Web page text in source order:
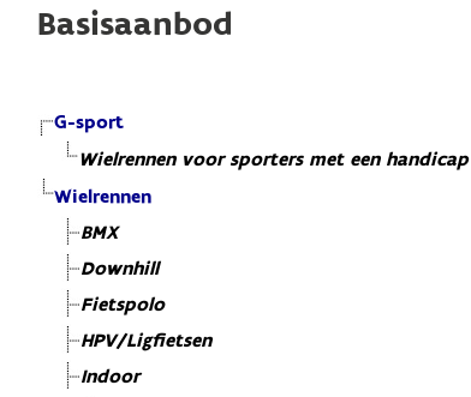
Basisaanbod
G-sport
Wielrennen voor sporters met een handicap
Wielrennen
BMX
Downhill
Fietspolo
HPV/Ligfietsen
Indoor